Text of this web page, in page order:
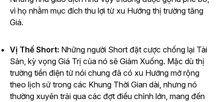
vì họ nhằm mục đích thu lợi từ xu Hướng thị trường tăng
Giá.
Vị Thế Short: Những người Short đặt cược chống lại Tài
Sản, kỳ vọng Giá Trị của nó sẽ Giảm Xuống. Mặc dù thị
trường tiền điện tử nói chung đã có xu Hướng mở rộng
theo lịch sử trong các Khung Thời Gian dài, nhưng nó
thường xuyên trải qua các đợt điều chỉnh lớn, mang đến